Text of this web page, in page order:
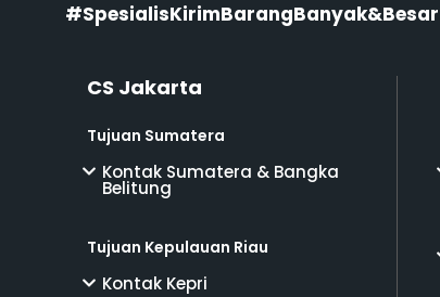
#SpesialisKirimBarangBanyak&Besar
CS Jakarta
Tujuan Sumatera
Kontak Sumatera & Bangka
Belitung
Tujuan Kepulauan Riau
Kontak Kepri